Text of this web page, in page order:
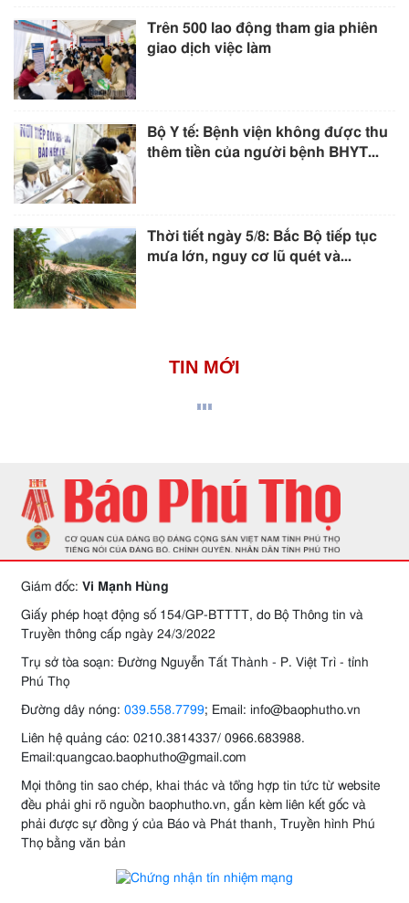
Trên 500 lao động tham gia phiên
giao dịch việc làm
Bộ Y tế: Bệnh viện không được thu
thêm tiền của người bệnh BHYT...
Thời tiết ngày 5/8: Bắc Bộ tiếp tục
mưa lớn, nguy cơ lũ quét và...
TIN MỚI
Giám đốc: Vi Mạnh Hùng
Giấy phép hoạt động số 154/GP-BTTTT, do Bộ Thông tin và
Truyền thông cấp ngày 24/3/2022
Trụ sở tòa soạn: Đường Nguyễn Tất Thành - P. Việt Trì - tỉnh
Phú Thọ
Đường dây nóng: 039.558.7799; Email: info@baophutho.vn
Liên hệ quảng cáo: 0210.3814337/ 0966.683988.
Email:quangcao.baophutho@gmail.com
Mọi thông tin sao chép, khai thác và tổng hợp tin tức từ website
đều phải ghi rõ nguồn baophutho.vn, gắn kèm liên kết gốc và
phải được sự đồng ý của Báo và Phát thanh, Truyền hình Phú
Thọ bằng văn bản